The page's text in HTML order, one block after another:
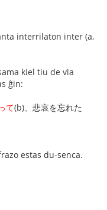
interrilaton inter (a,
kiel tiu de via
ĝin:
て(b)、悲哀を忘れた
estas du-senca.